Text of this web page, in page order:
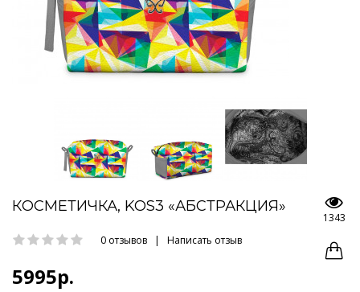
КОСМЕТИЧКА, KOS3 «АБСТРАКЦИЯ»
0 отзывов | Написать отзыв
5995р.
1343